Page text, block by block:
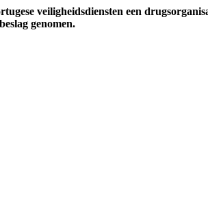
veiligheidsdiensten een
genomen.